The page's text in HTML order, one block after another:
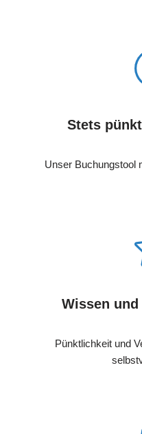
Stets
Unser Buchungstool
Wissen
Pünktlichkeit und